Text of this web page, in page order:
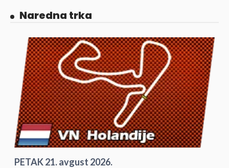
Naredna trka
PETAK 21. avgust 2026.